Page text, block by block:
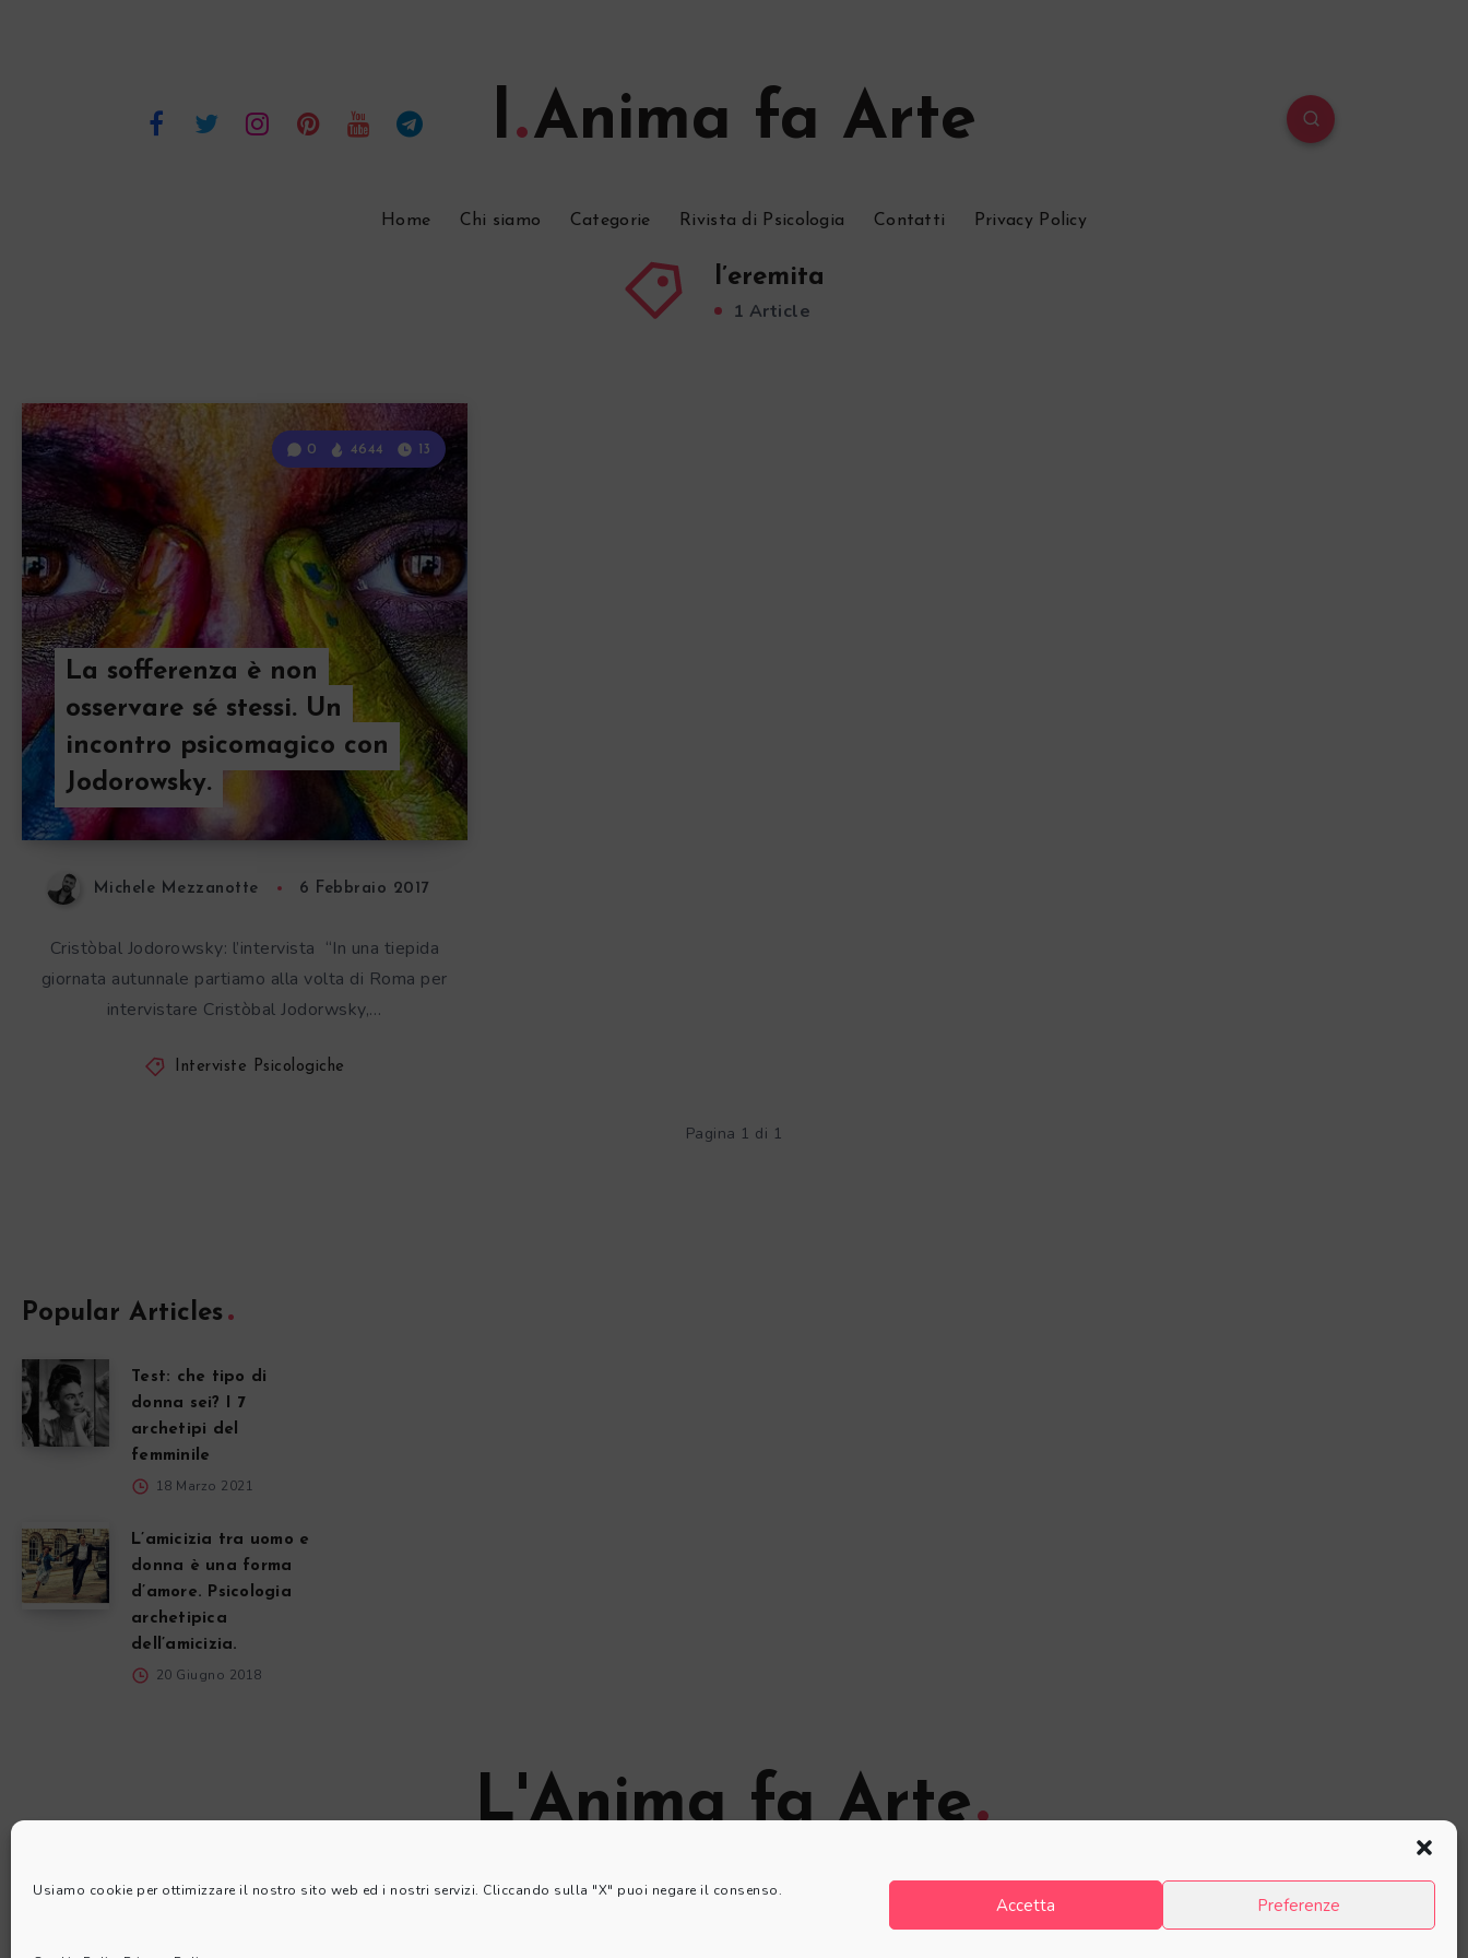
Usiamo cookie per ottimizzare il nostro sito web ed i nostri servizi. Cliccando sulla "X" puoi negare il consenso.
Accetta Preferenze
l Anima fa Arte
Home Chi siamo Categorie Rivista di Psicologia Contatti Privacy Policy
l’eremita
1 Article
La sofferenza è non
osservare sé stessi. Un
incontro psicomagico con
Jodorowsky.
0 4644 13
Michele Mezzanotte 6 Febbraio 2017
Cristòbal Jodorowsky: l’intervista “In una tiepida
giornata autunnale partiamo alla volta di Roma per
intervistare Cristòbal Jodorwsky,…
Interviste Psicologiche
Pagina 1 di 1
Popular Articles
Test: che tipo di
donna sei? I 7
archetipi del
femminile
18 Marzo 2021
L’amicizia tra uomo e
donna è una forma
d’amore. Psicologia
archetipica
dell’amicizia.
20 Giugno 2018
L'Anima fa Arte
© L'Anima fa Arte